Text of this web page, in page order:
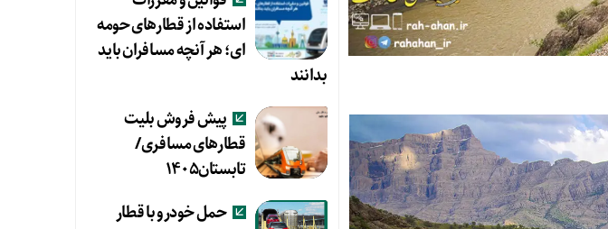
استفاده از قطارهای حومه
ای؛ هر آنچه مسافران باید
بدانند
پیش فروش بلیت
قطارهای مسافری/
تابستان۱۴۰۵
حمل خودرو با قطار